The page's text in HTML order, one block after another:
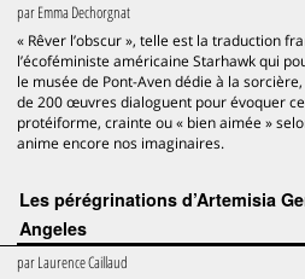
parEmma Dechorgnat
« Rêver l’obscur », telle est la traduction
l’écoféministe américaine Starhawk qui
le musée de Pont-Aven dédie à la
de 200 œuvres dialoguent pour évoquer
protéiforme, crainte ou « bien aimée »
anime encore nos imaginaires.
Les pérégrinations d’Artemisia
Angeles
parLaurence Caillaud